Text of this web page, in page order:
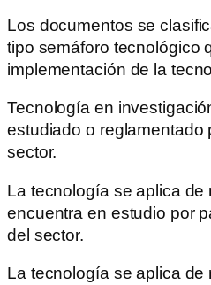
Los documentos se
tipo semáforo tecnológico
implementación de la
Tecnología en
estudiado o reglamentado
sector.
La tecnología se aplica de
encuentra en estudio por
del sector.
La tecnología se aplica de